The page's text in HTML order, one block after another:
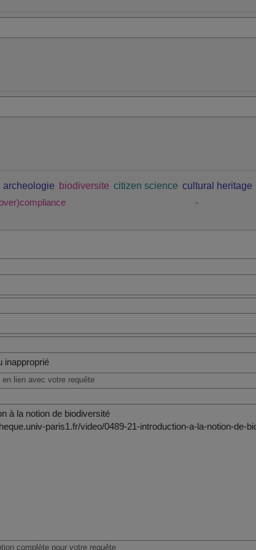
archeologie biodiversite citizen science cultural heritage
-
lien avec votre requête
complète pour votre requête